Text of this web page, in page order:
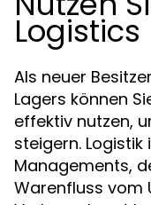
Logistics
Als neuer
Lagers können
effektiv nutzen,
steigern.
Managements,
Warenfluss vom